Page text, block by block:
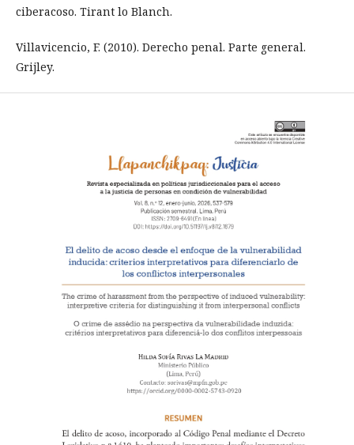
ciberacoso. Tirant lo Blanch.
Villavicencio, F. (2010). Derecho penal. Parte general.
Grijley.